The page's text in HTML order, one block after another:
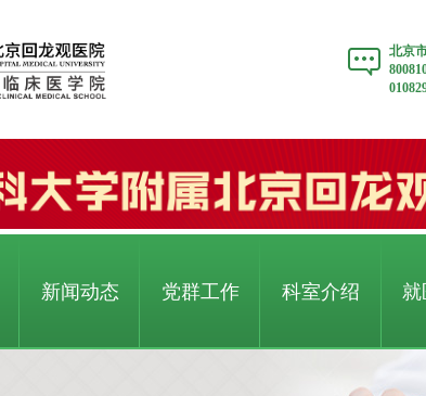
北京
新闻动态 党群工作 科室介绍 就